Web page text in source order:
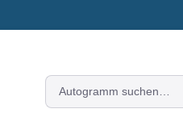
Suche
nach